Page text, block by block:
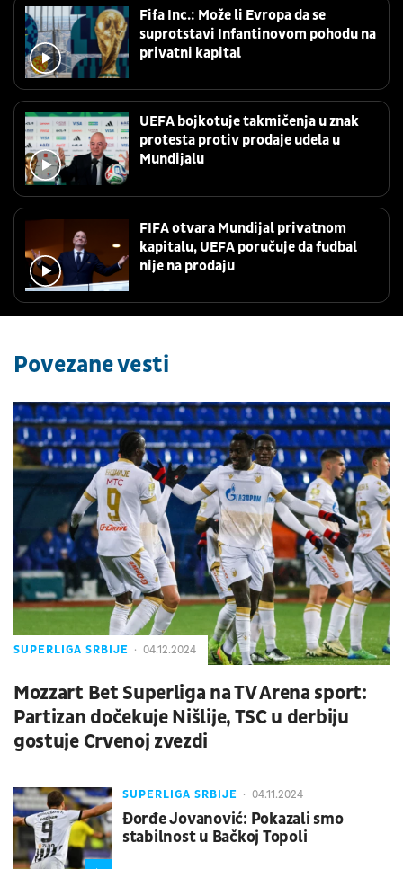
Fifa Inc.: Može li Evropa da se
suprotstavi Infantinovom pohodu na
privatni kapital
UEFA bojkotuje takmičenja u znak
protesta protiv prodaje udela u
Mundijalu
FIFA otvara Mundijal privatnom
kapitalu, UEFA poručuje da fudbal
nije na prodaju
Povezane vesti
SUPERLIGA SRBIJE 04.12.2024
Mozzart Bet Superliga na TV Arena sport:
Partizan dočekuje Nišlije, TSC u derbiju
gostuje Crvenoj zvezdi
SUPERLIGA SRBIJE 04.11.2024
Đorđe Jovanović: Pokazali smo
stabilnost u Bačkoj Topoli